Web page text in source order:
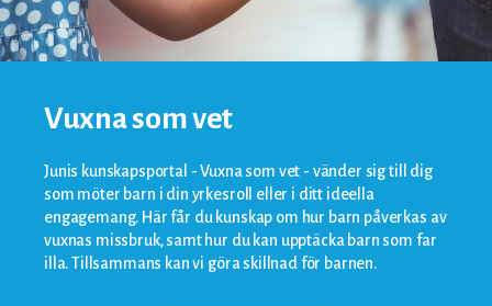
Vuxna som vet
Junis kunskapsportal - Vuxna som vet - vänder sig till dig
som möter barn i din yrkesroll eller i ditt ideella
engagemang. Här får du kunskap om hur barn påverkas av
vuxnas missbruk, samt hur du kan upptäcka barn som far
illa. Tillsammans kan vi göra skillnad för barnen.